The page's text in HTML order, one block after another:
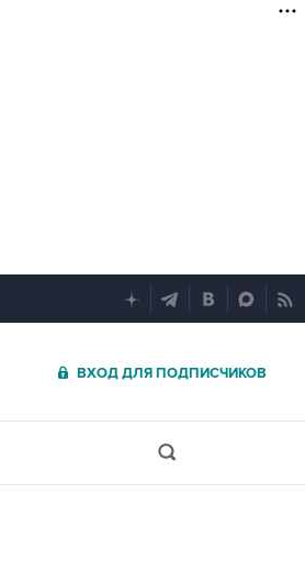
ВХОД ДЛЯ ПОДПИСЧИКОВ